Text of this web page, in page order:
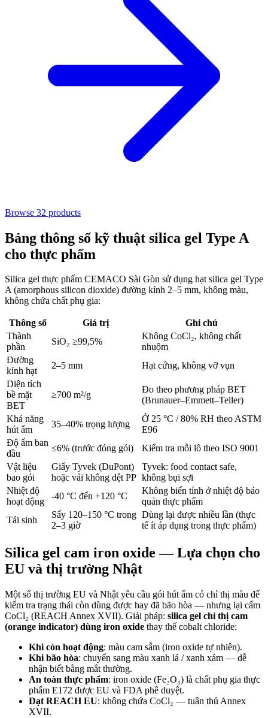
Browse 32 products
Bảng thông số kỹ thuật silica gel Type A
cho thực phẩm
Silica gel thực phẩm CEMACO Sài Gòn sử dụng hạt silica gel Type
A (amorphous silicon dioxide) đường kính 2–5 mm, không màu,
không chứa chất phụ gia:
Thông số Giá trị
Ghi chú
Thành
phần
SiO₂ ≥99,5%
Không CoCl₂, không chất
nhuộm
Đường
kính hạt
2–5 mm
Hạt cứng, không vỡ vụn
Diện tích
bề mặt
BET
≥700 m²/g
Đo theo phương pháp BET
(Brunauer–Emmett–Teller)
Khả năng
hút ẩm
35–40% trọng lượng
Ở 25 °C / 80% RH theo ASTM
E96
Độ ẩm ban
đầu
≤6% (trước đóng gói)
Kiểm tra mỗi lô theo ISO 9001
Vật liệu
bao gói
Giấy Tyvek (DuPont)
hoặc vải không dệt PP
Tyvek: food contact safe,
không bụi sợi
Nhiệt độ
hoạt động
-40 °C đến +120 °C
Không biến tính ở nhiệt độ bảo
quản thực phẩm
Tái sinh
Sấy 120–150 °C trong
2–3 giờ
Dùng lại được nhiều lần (thực
tế ít áp dụng trong thực phẩm)
Silica gel cam iron oxide — Lựa chọn cho
EU và thị trường Nhật
Một số thị trường EU và Nhật yêu cầu gói hút ẩm có chỉ thị màu để
kiểm tra trạng thái còn dùng được hay đã bão hòa — nhưng lại cấm
CoCl₂ (REACH Annex XVII). Giải pháp: silica gel chỉ thị cam
(orange indicator) dùng iron oxide thay thế cobalt chloride:
Khi còn hoạt động: màu cam sẫm (iron oxide tự nhiên).
Khi bão hòa: chuyển sang màu xanh lá / xanh xám — dễ
nhận biết bằng mắt thường.
An toàn thực phẩm: iron oxide (Fe₂O₃) là chất phụ gia thực
phẩm E172 được EU và FDA phê duyệt.
Đạt REACH EU: không chứa CoCl₂ — tuân thủ Annex
XVII.